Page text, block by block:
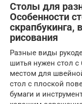
Столы для
Особенности
скрапбукинга,
рисования
Разные виды
шитья нужен стол
местом для
стол с плоской
бумаги и